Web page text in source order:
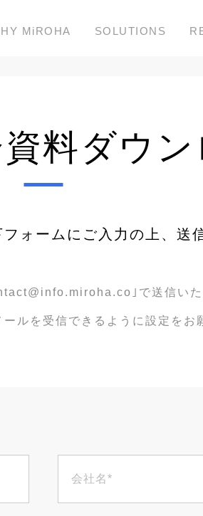
MiROHA SOLUTIONS
料ダウン
ォームにご入力の上、送
｣で送信いた
を受信できるように設定をお